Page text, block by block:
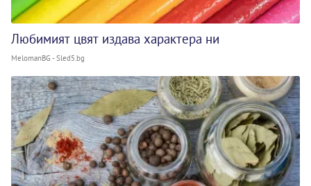
Любимият цвят издава характера ни
MelomanBG - Sled5.bg